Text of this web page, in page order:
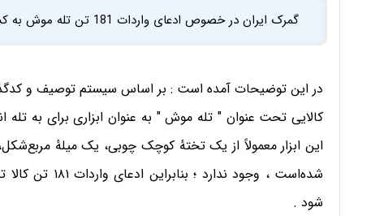
گمرک ایران در خصوص ادعای واردات 181 تن تله موش به کشور در چهارماهه سالجاری رسما توضیح داد .
کالایی تحت عنوان " تله موش " به عنوان ابزاری برای به
این ابزار معمولاً از یک تختهٔ کوچک چوبی، یک میلهٔ
شده‌است ، وجود
شود .